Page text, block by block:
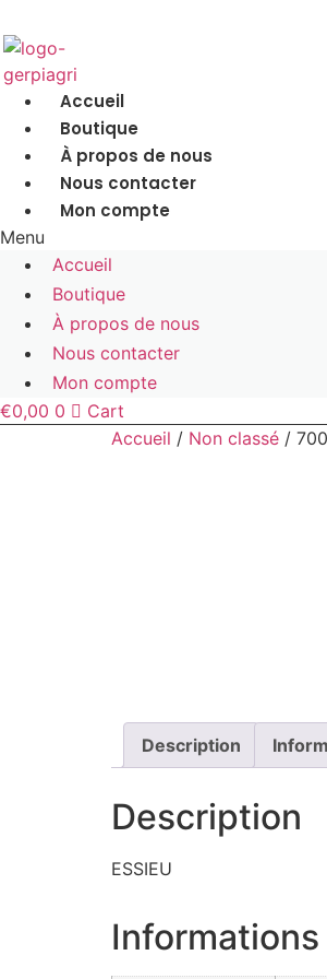
Accueil
Boutique
À propos de nous
Nous contacter
Mon compte
Menu
Accueil
Boutique
À propos de nous
Nous contacter
Mon compte
€0,00 0
Cart
Accueil / Non classé /
Description
Description
ESSIEU